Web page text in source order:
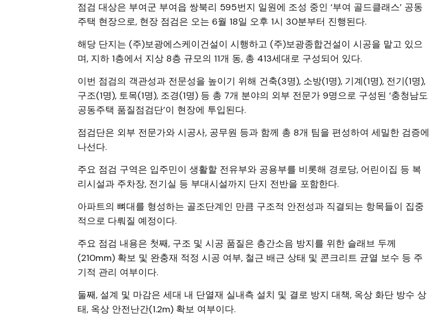
점검 대상은 부여군 부여읍 쌍북리 595번지 일원에 조성 중인 ‘부여 골드클래스’ 공동
주택 현장으로, 현장 점검은 오는 6월 18일 오후 1시 30분부터 진행된다.
해당 단지는 (주)보광에스케이건설이 시행하고 (주)보광종합건설이 시공을 맡고 있으
며, 지하 1층에서 지상 8층 규모의 11개 동, 총 413세대로 구성되어 있다.
이번 점검의 객관성과 전문성을 높이기 위해 건축(3명), 소방(1명), 기계(1명), 전기(1명),
구조(1명), 토목(1명), 조경(1명) 등 총 7개 분야의 외부 전문가 9명으로 구성된 ‘충청남도
공동주택 품질점검단’이 현장에 투입된다.
점검단은 외부 전문가와 시공사, 공무원 등과 함께 총 8개 팀을 편성하여 세밀한 검증에
나선다.
주요 점검 구역은 입주민이 생활할 전유부와 공용부를 비롯해 경로당, 어린이집 등 복
리시설과 주차장, 전기실 등 부대시설까지 단지 전반을 포함한다.
아파트의 뼈대를 형성하는 골조단계인 만큼 구조적 안전성과 직결되는 항목들이 집중
적으로 다뤄질 예정이다.
주요 점검 내용은 첫째, 구조 및 시공 품질은 층간소음 방지를 위한 슬래브 두께
(210mm) 확보 및 완충재 적정 시공 여부, 철근 배근 상태 및 콘크리트 균열 보수 등 주
기적 관리 여부이다.
둘째, 설계 및 마감은 세대 내 단열재 실내측 설치 및 결로 방지 대책, 옥상 화단 방수 상
태, 옥상 안전난간(1.2m) 확보 여부이다.